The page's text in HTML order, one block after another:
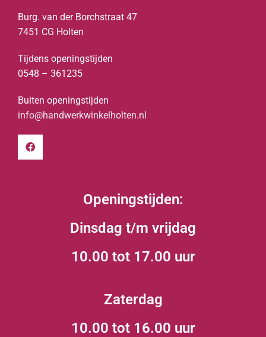
Burg. van der Borchstraat 47
7451 CG Holten
Tijdens openingstijden
0548 – 361235
Buiten openingstijden
info@handwerkwinkelholten.nl
Openingstijden:
Dinsdag t/m vrijdag
10.00 tot 17.00 uur
Zaterdag
10.00 tot 16.00 uur